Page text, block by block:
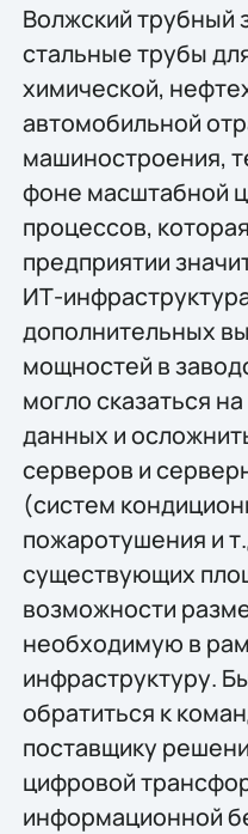
Волжский трубный
стальные трубы
химической,
автомобильной
машиностроения,
фоне масштабной
процессов,
предприятии
ИТ-
дополнительных
мощностей в
могло сказаться
данных и
серверов и
(систем
пожаротушения и
существующих
возможности
необходимую в
инфраструктуру.
обратиться к
поставщику
цифровой
информационной